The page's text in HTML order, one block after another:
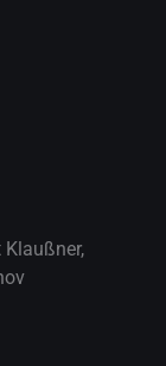
Klaußner,